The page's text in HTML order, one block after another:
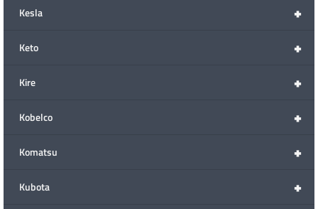
+
Kesla
+
Keto
+
Kire
+
Kobelco
+
Komatsu
+
Kubota